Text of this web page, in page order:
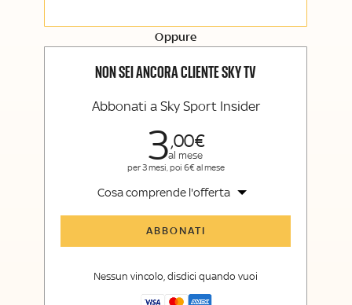
Sport e Sky TG24
La newsletter esclusiva di Sky Sport
Oppure
NON SEI ANCORA CLIENTE SKY TV
Abbonati a Sky Sport Insider
300
al mese
per 3 mesi, poi 6€ al mese
Cosa comprende l'offerta
Sport
La newsletter esclusiva di Sky Sport
ABBONATI
Nessun vincolo, disdici quando vuoi